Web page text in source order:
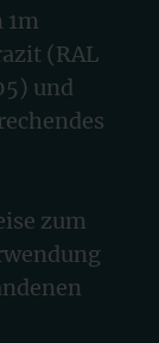
1m
(RAL
und
zum